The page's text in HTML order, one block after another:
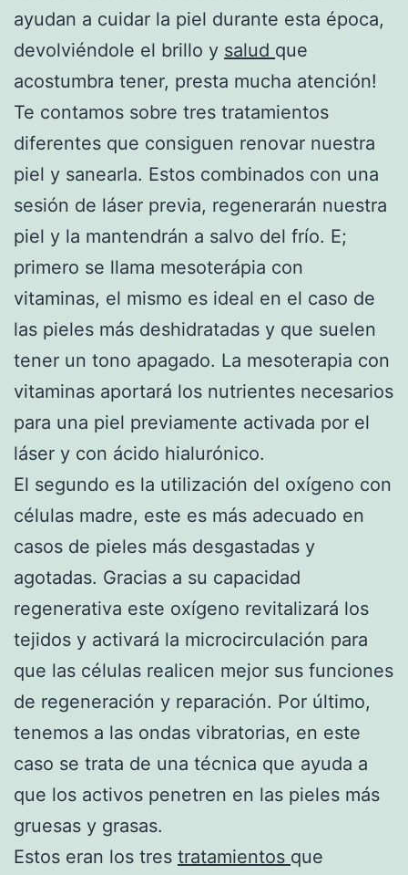
ayudan a cuidar la piel durante esta época,
devolviéndole el brillo y salud que
acostumbra tener, presta mucha atención!
Te contamos sobre tres tratamientos
diferentes que consiguen renovar nuestra
piel y sanearla. Estos combinados con una
sesión de láser previa, regenerarán nuestra
piel y la mantendrán a salvo del frío. E;
primero se llama mesoterápia con
vitaminas, el mismo es ideal en el caso de
las pieles más deshidratadas y que suelen
tener un tono apagado. La mesoterapia con
vitaminas aportará los nutrientes necesarios
para una piel previamente activada por el
láser y con ácido hialurónico.
El segundo es la utilización del oxígeno con
células madre, este es más adecuado en
casos de pieles más desgastadas y
agotadas. Gracias a su capacidad
regenerativa este oxígeno revitalizará los
tejidos y activará la microcirculación para
que las células realicen mejor sus funciones
de regeneración y reparación. Por último,
tenemos a las ondas vibratorias, en este
caso se trata de una técnica que ayuda a
que los activos penetren en las pieles más
gruesas y grasas.
Estos eran los tres tratamientos que